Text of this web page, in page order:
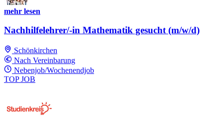
mehr lesen
Nachhilfelehrer/-in Mathematik gesucht (m/w/d)
Schönkirchen
Nach Vereinbarung
Nebenjob/Wochenendjob
TOP JOB